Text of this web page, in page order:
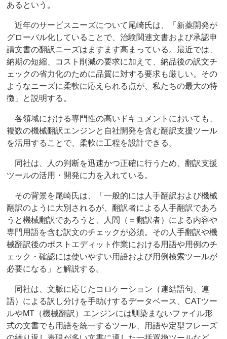
あるという。
近年のサービスニーズについて尾崎氏は、「新薬開発が
グローバル化していることで、治験関連文書および承認申
請文書の翻訳ニーズはますます高まっている。最近では、
納期の短縮、コスト削減の要求に加えて、納品後の訳文チ
ェックの省力化のために品質に対する要求も厳しい。その
ようなニーズに柔軟に応えられる点が、私たちの最大の特
徴」と説明する。
各領域における専門性の高いドキュメントにおいても、
複数の機械翻訳エンジンと自社開発を含む翻訳支援ツール
を活用することで、柔軟に工程を設計できる。
同社は、人の判断を迅速かつ正確に行うため、翻訳支援
ツールの活用・開発に力を入れている。
その背景を尾崎氏は、「一般的には人手翻訳および機械
翻訳のように大別されるが、翻訳者による人手翻訳であろ
うと機械翻訳であろうと、人間（＝翻訳者）による内容や
専門用語を含む訳文のチェックが必須。その人手翻訳や機
械翻訳後のポストエディット作業における用語や用例のチ
ェック・確認には使いやすい用語および用例検索ツールが
必要になる」と解説する。
同社は、文脈に応じたコロケーション（連結語句、連
語）による訳し分けを手助けするデータベース、CATツー
ルやMT（機械翻訳）エンジンには馴染まないファイル形
式の文書でも用語を統一するツール、用語や定型フレーズ